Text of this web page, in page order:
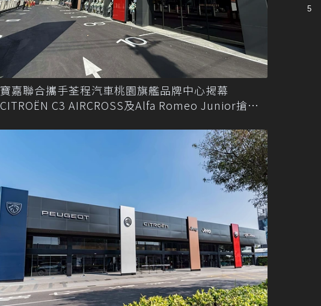
寶嘉聯合攜手荃程汽車桃園旗艦品牌中心揭幕
CITROËN C3 AIRCROSS及Alfa Romeo Junior搶先